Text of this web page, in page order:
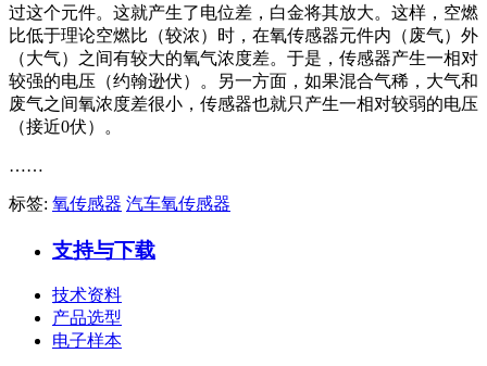
过这个元件。这就产生了电位差，白金将其放大。这样，空燃
比低于理论空燃比（较浓）时，在氧传感器元件内（废气）外
（大气）之间有较大的氧气浓度差。于是，传感器产生一相对
较强的电压（约翰逊伏）。另一方面，如果混合气稀，大气和
废气之间氧浓度差很小，传感器也就只产生一相对较弱的电压
（接近0伏）。
……
标签: 氧传感器 汽车氧传感器
支持与下载
技术资料
产品选型
电子样本